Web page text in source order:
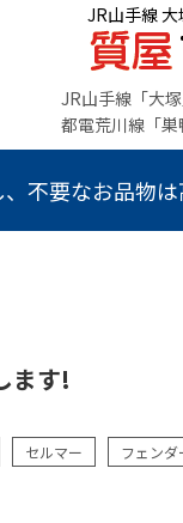
JR山手線
JR山手線「大
都電荒川線「
不要なお品物
ます!
セルマー フェンダ